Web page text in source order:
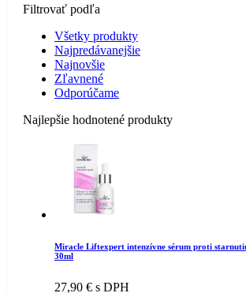
Filtrovať podľa
Všetky produkty
Najpredávanejšie
Najnovšie
Zľavnené
Odporúčame
Najlepšie hodnotené produkty
Miracle Liftexpert intenzívne sérum proti
30ml
27,90 € s DPH